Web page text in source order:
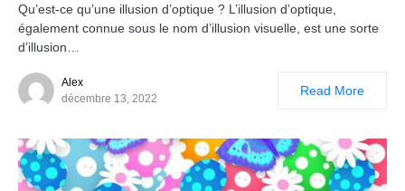
Qu’est-ce qu’une illusion d’optique ? L’illusion d’optique,
également connue sous le nom d’illusion visuelle, est une sorte
d’illusion…
Alex
décembre 13, 2022
Read More